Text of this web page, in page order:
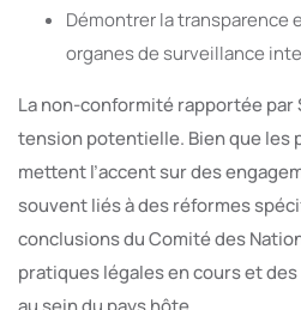
Démontrer la transparence
organes de surveillance
La non-conformité rapportée par
tension potentielle. Bien que les
mettent l’accent sur des
souvent liés à des réformes
conclusions du Comité des
pratiques légales en cours et